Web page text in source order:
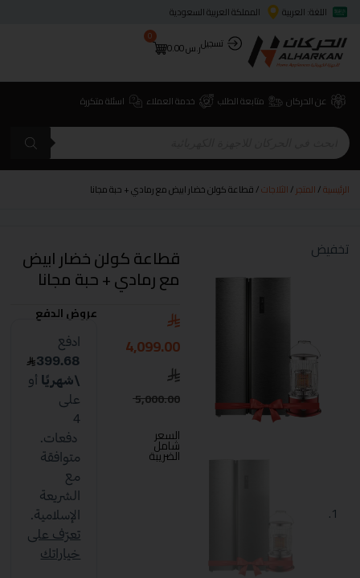
اللغة: العربية
المملكة العربية السعودية
تسجيلر.س0.00
0
عن الحركان متابعة الطلب خدمة العملاء اسئلة متكررة
الرئيسية/المتجر/الثلاجات/ قطاعة كولن خضار ابيض مع رمادي + حبة مجانا
تخفيض قطاعة كولن خضار ابيض
مع رمادي + حبة مجانا
5,000.00
4,099.00
السعر
شامل
الضريبة
عروض الدفع